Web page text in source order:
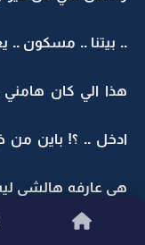
.. بيتنا .. مسكون ..
هذا الي كان هامني
ادخل .. ؟! باين من
هي عارفه هالشي ليه